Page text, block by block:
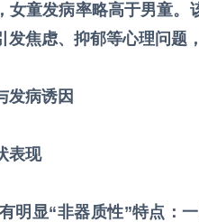
女童发病率略高于男童
发焦虑、抑郁等心理问题
发病诱因
表现
明显“非器质性”特点：